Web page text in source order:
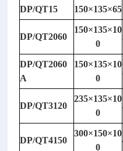
DP/QT15 150×135×65
DP/QT2060
150×135×10
0
DP/QT2060
A
150×135×10
0
DP/QT3120
235×135×10
0
DP/QT4150
300×150×10
0